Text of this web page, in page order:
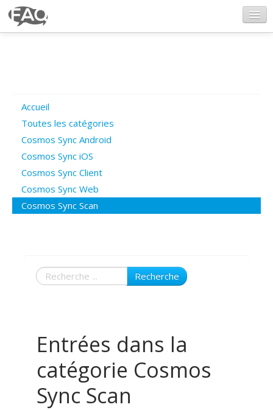
Poser une question
Questions ouvertes
Connexion
Accueil
Toutes les catégories
Cosmos Sync Android
Cosmos Sync iOS
Cosmos Sync Client
Cosmos Sync Web
Cosmos Sync Scan
Recherche
Entrées dans la
catégorie Cosmos
Sync Scan